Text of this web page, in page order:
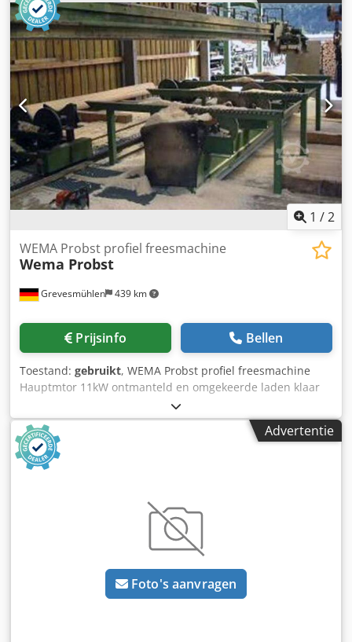
mm - aandrijfmotor messenkop: 15 kW - 3
voedingssnelheden + voor/achteruit - voedingsmotor: 1,1
kW Achtereenvolgens: - 3 getande aandrijfrollen - 3-
messen kop - 3 gladde uitvoeraandrijfrollen - afmetingen
(LxBxH): 3100x1400x1500 mm - gewicht: 2100 kg
VOORDELEN – Poolse productie – 3-messen kop Dsdpfx
Apjzkhaqomeck – Gebruikte draaimachine, zeer goede
staat Nettoprijs: 32.900 PLN Nettoprijs: 7.830 EUR
(afhankelijk van de koers van 4,2 EUR) (Prijzen kunnen
variëren bij grotere schommelingen)
1 /2
Grevesmühlen 439 km
WEMA Probst profiel freesmachine
Wema Probst
Prijsinfo Bellen
Toestand: gebruikt, WEMA Probst profiel freesmachine
Hauptmtor 11kW ontmanteld en omgekeerde laden klaar
Advertentie
Foto's aanvragen